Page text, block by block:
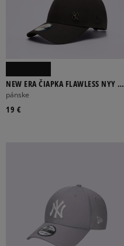
NEW ERA ČIAPKA FLAWLESS NYY NY
YANKEES NVY
pánske
19 €